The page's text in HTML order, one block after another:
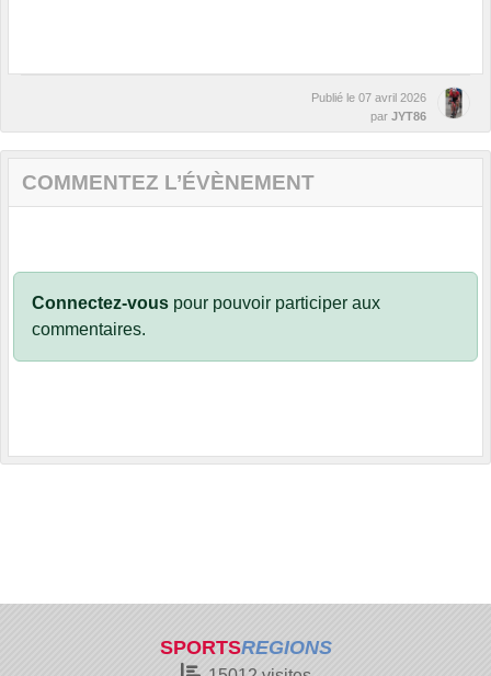
Publié le 07 avril 2026
par JYT86
COMMENTEZ L’ÉVÈNEMENT
Connectez-vous pour pouvoir participer aux
commentaires.
SPORTSREGIONS